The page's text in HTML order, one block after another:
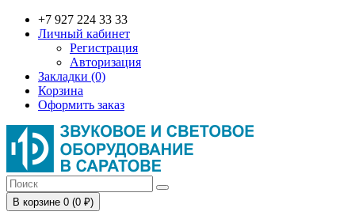
+7 927 224 33 33
Личный кабинет
Регистрация
Авторизация
Закладки (0)
Корзина
Оформить заказ
В корзине 0 (0 ₽)